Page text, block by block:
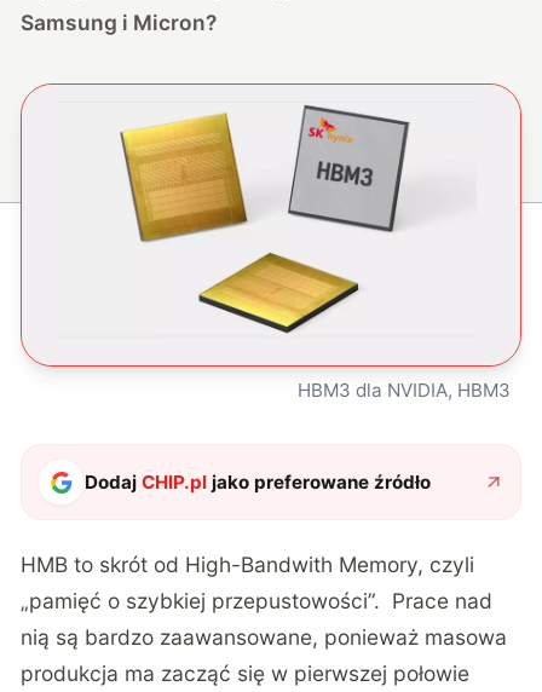
Samsung i Micron?
HBM3 dla NVIDIA, HBM3
DodajCHIP.pl jako preferowane źródło
HMB to skrót od High-Bandwith Memory, czyli
„pamięć o szybkiej przepustowości”. Prace nad
nią są bardzo zaawansowane, ponieważ masowa
produkcja ma zacząć się w pierwszej połowie